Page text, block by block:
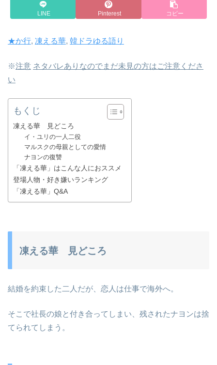
LINE Pinterest コピー
★か行, 凍える華, 韓ドラゆる語り
※注意 ネタバレありなのでまだ未見の方はご注意くださ
い
もくじ
凍える華 見どころ
イ・ユリの一人二役
マルスクの母親としての愛情
ナヨンの復讐
「凍える華」はこんな人におススメ
登場人物・好き嫌いランキング
「凍える華」Q&A
凍える華 見どころ
結婚を約束した二人だが、恋人は仕事で海外へ。
そこで社長の娘と付き合ってしまい、残されたナヨンは捨
てられてしまう。